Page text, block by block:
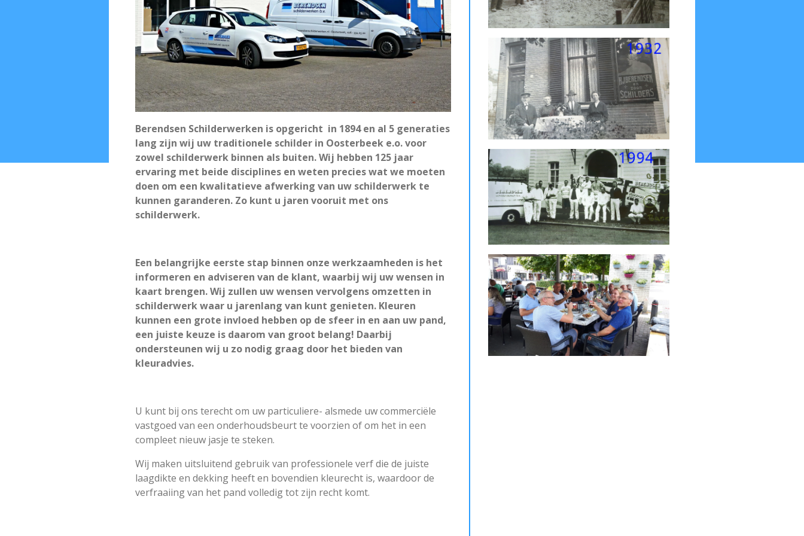
Berendsen Schilderwerken is opgericht in 1894 en al 5 generaties
lang zijn wij uw traditionele schilder in Oosterbeek e.o. voor
zowel schilderwerk binnen als buiten. Wij hebben 125 jaar
ervaring met beide disciplines en weten precies wat we moeten
doen om een kwalitatieve afwerking van uw schilderwerk te
kunnen garanderen. Zo kunt u jaren vooruit met ons
schilderwerk.
Een belangrijke eerste stap binnen onze werkzaamheden is het
informeren en adviseren van de klant, waarbij wij uw wensen in
kaart brengen. Wij zullen uw wensen vervolgens omzetten in
schilderwerk waar u jarenlang van kunt genieten. Kleuren
kunnen een grote invloed hebben op de sfeer in en aan uw pand,
een juiste keuze is daarom van groot belang! Daarbij
ondersteunen wij u zo nodig graag door het bieden van
kleuradvies.
U kunt bij ons terecht om uw particuliere- alsmede uw commerciële
vastgoed van een onderhoudsbeurt te voorzien of om het in een
compleet nieuw jasje te steken.
Wij maken uitsluitend gebruik van professionele verf die de juiste
laagdikte en dekking heeft en bovendien kleurecht is, waardoor de
verfraaiing van het pand volledig tot zijn recht komt.